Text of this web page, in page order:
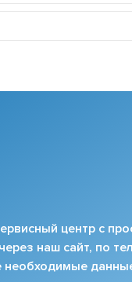
центр с
наш сайт, по
необходимые